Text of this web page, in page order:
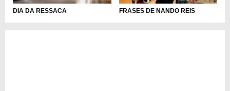
DIA DA RESSACA FRASES DE NANDO REIS